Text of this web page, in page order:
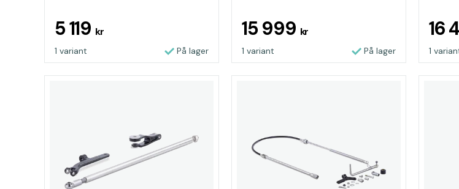
5 119 kr
1 variant På lager
15 999 kr
1 variant På lager
16
1